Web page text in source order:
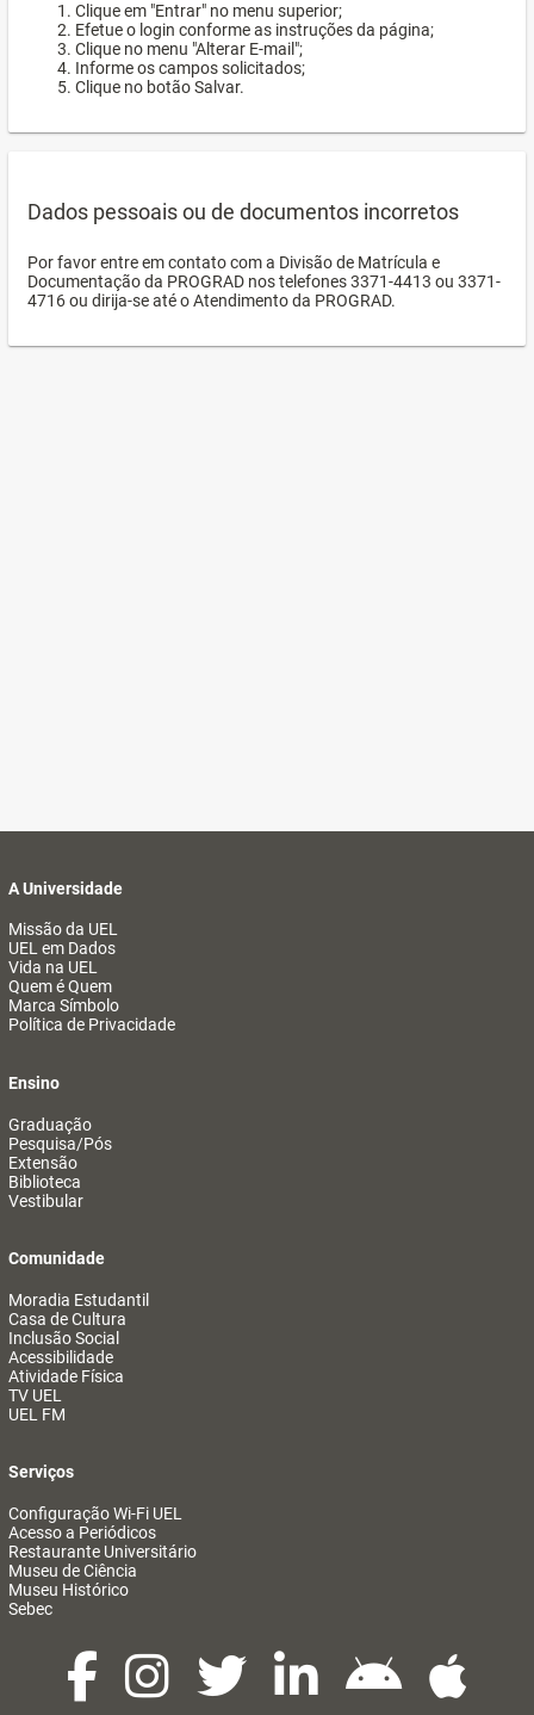
Clique em "Entrar" no menu superior;
Efetue o login conforme as instruções da página;
Clique no menu "Alterar E-mail";
Informe os campos solicitados;
Clique no botão Salvar.
Dados pessoais ou de documentos incorretos
Por favor entre em contato com a Divisão de Matrícula e
Documentação da PROGRAD nos telefones 3371-4413 ou 3371-
4716 ou dirija-se até o Atendimento da PROGRAD.
A Universidade
Missão da UEL
UEL em Dados
Vida na UEL
Quem é Quem
Marca Símbolo
Política de Privacidade
Ensino
Graduação
Pesquisa/Pós
Extensão
Biblioteca
Vestibular
Comunidade
Moradia Estudantil
Casa de Cultura
Inclusão Social
Acessibilidade
Atividade Física
TV UEL
UEL FM
Serviços
Configuração Wi-Fi UEL
Acesso a Periódicos
Restaurante Universitário
Museu de Ciência
Museu Histórico
Sebec